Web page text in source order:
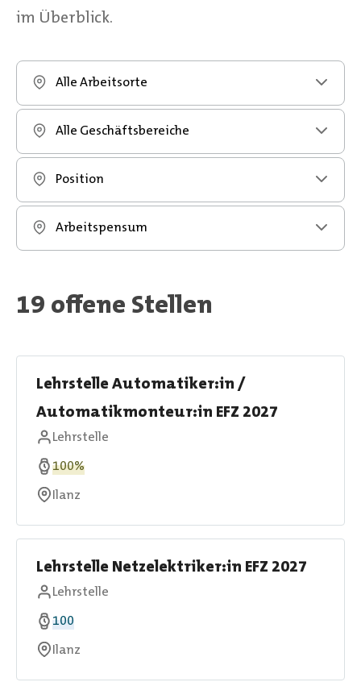
im Überblick.
Alle Arbeitsorte
Alle Geschäftsbereiche
Position
Arbeitspensum
19 offene Stellen
Lehrstelle Automatiker:in /
Automatikmonteur:in EFZ 2027
Lehrstelle
100%
Ilanz
Lehrstelle Netzelektriker:in EFZ 2027
Lehrstelle
100
Ilanz